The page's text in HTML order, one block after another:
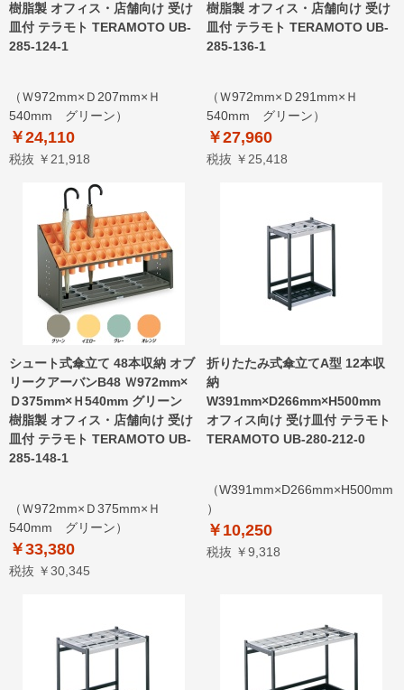
樹脂製 オフィス・店舗向け 受け
皿付 テラモト TERAMOTO UB-
285-124-1
（Ｗ972mm×Ｄ207mm×Ｈ
540mm グリーン）
￥24,110
税抜 ￥21,918
樹脂製 オフィス・店舗向け 受け
皿付 テラモト TERAMOTO UB-
285-136-1
（Ｗ972mm×Ｄ291mm×Ｈ
540mm グリーン）
￥27,960
税抜 ￥25,418
シュート式傘立て 48本収納 オブ
リークアーバンB48 Ｗ972mm×
Ｄ375mm×Ｈ540mm グリーン
樹脂製 オフィス・店舗向け 受け
皿付 テラモト TERAMOTO UB-
285-148-1
（Ｗ972mm×Ｄ375mm×Ｈ
540mm グリーン）
￥33,380
税抜 ￥30,345
折りたたみ式傘立てA型 12本収
納
W391mm×D266mm×H500mm
オフィス向け 受け皿付 テラモト
TERAMOTO UB-280-212-0
（W391mm×D266mm×H500mm
）
￥10,250
税抜 ￥9,318